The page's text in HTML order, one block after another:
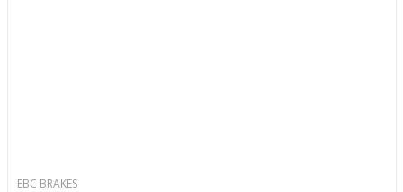
EBC BRAKES